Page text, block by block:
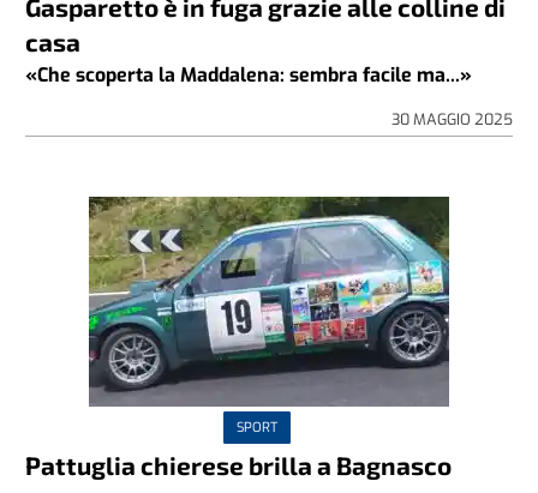
Gasparetto è in fuga grazie alle colline di
casa
«Che scoperta la Maddalena: sembra facile ma...»
30 MAGGIO 2025
SPORT
Pattuglia chierese brilla a Bagnasco